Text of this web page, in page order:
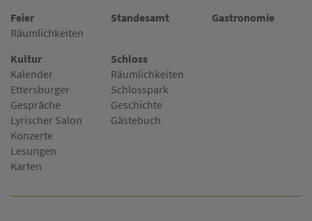
Feier
Räumlichkeiten
Standesamt Gastronomie
Kultur
Kalender
Ettersburger
Gespräche
Lyrischer Salon
Konzerte
Lesungen
Karten
Schloss
Räumlichkeiten
Schlosspark
Geschichte
Gästebuch